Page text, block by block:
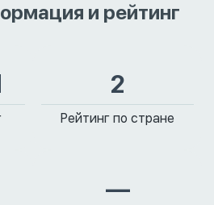
и рейтинг
2
Рейтинг по стране
—